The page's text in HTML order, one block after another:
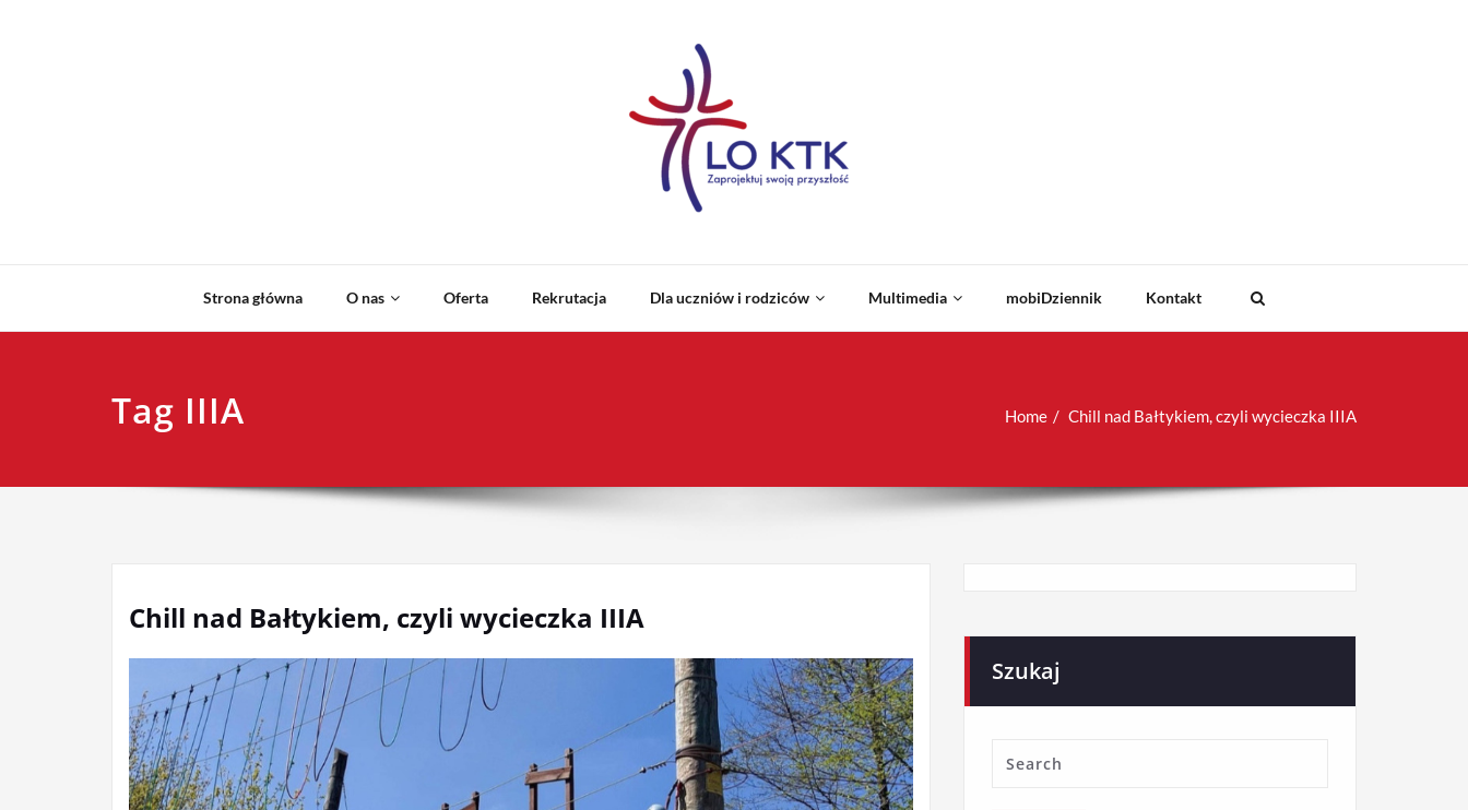
Strona główna O nas Oferta Rekrutacja Dla uczniów i rodziców Multimedia mobiDziennik Kontakt
Tag IIIA Home Chill nad Bałtykiem, czyli wycieczka IIIA
Chill nad Bałtykiem, czyli wycieczka IIIA
Szukaj